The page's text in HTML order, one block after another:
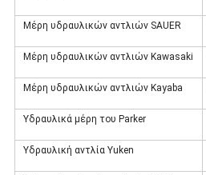
Μέρη υδραυλικών αντλιών SAUER
Μέρη υδραυλικών αντλιών Kawasaki
Μέρη υδραυλικών αντλιών Kayaba
Υδραυλικά μέρη του Parker
Υδραυλική αντλία Yuken